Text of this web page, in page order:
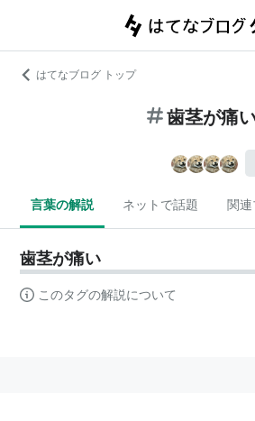
はてなブログ トップ
歯茎が痛
言葉の解説 ネットで話題 関
歯茎が痛い
このタグの解説について